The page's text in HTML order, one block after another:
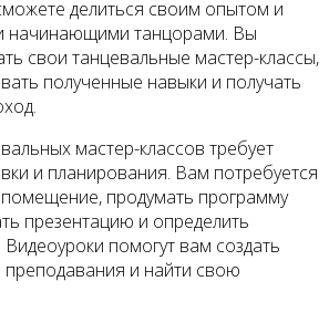
делиться своим опытом и
начинающими танцорами. Вы
свои танцевальные мастер-классы,
полученные навыки и получать
мастер-классов требует
и планирования. Вам потребуется
продумать программу
презентацию и определить
Видеоуроки помогут вам создать
преподавания и найти свою